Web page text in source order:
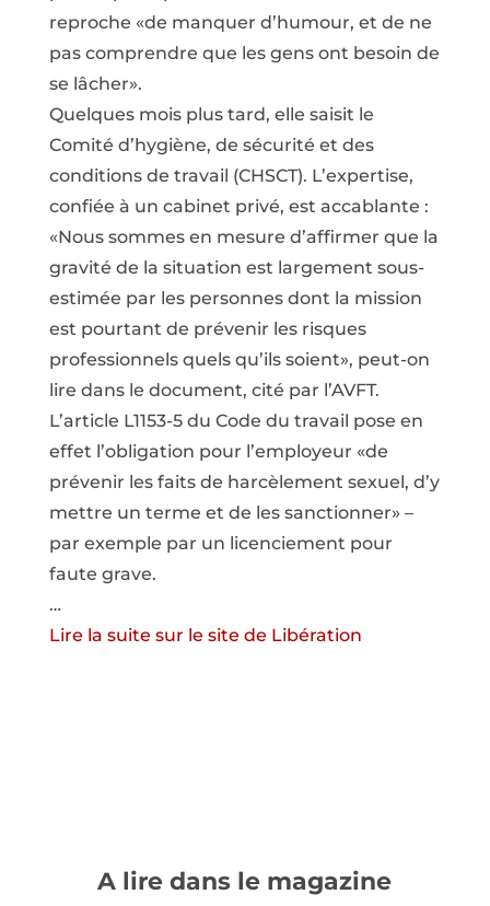
reproche «de manquer d’humour, et de ne
pas comprendre que les gens ont besoin de
se lâcher».
Quelques mois plus tard, elle saisit le
Comité d’hygiène, de sécurité et des
conditions de travail (CHSCT). L’expertise,
confiée à un cabinet privé, est accablante :
«Nous sommes en mesure d’affirmer que la
gravité de la situation est largement sous-
estimée par les personnes dont la mission
est pourtant de prévenir les risques
professionnels quels qu’ils soient», peut-on
lire dans le document, cité par l’AVFT.
L’article L1153-5 du Code du travail pose en
effet l’obligation pour l’employeur «de
prévenir les faits de harcèlement sexuel, d’y
mettre un terme et de les sanctionner» –
par exemple par un licenciement pour
faute grave.
…
Lire la suite sur le site de Libération
A lire dans le magazine